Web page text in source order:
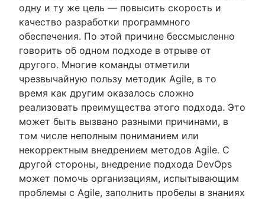
одну и ту же цель — повысить скорость и
качество разработки программного
обеспечения. По этой причине бессмысленно
говорить об одном подходе в отрыве от
другого. Многие команды отметили
чрезвычайную пользу методик Agile, в то
время как другим оказалось сложно
реализовать преимущества этого подхода. Это
может быть вызвано разными причинами, в
том числе неполным пониманием или
некорректным внедрением методов Agile. С
другой стороны, внедрение подхода DevOps
может помочь организациям, испытывающим
проблемы с Agile, заполнить пробелы в знаниях